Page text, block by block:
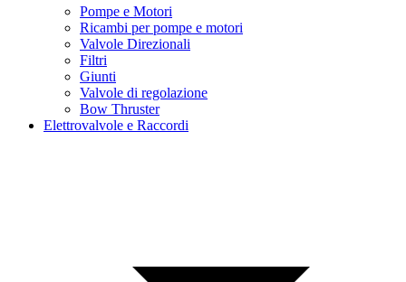
Pompe e Motori
Ricambi per pompe e motori
Valvole Direzionali
Filtri
Giunti
Valvole di regolazione
Bow Thruster
Elettrovalvole e Raccordi